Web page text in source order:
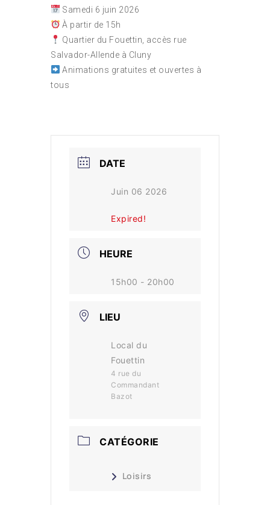
Samedi 6 juin 2026
À partir de 15h
Quartier du Fouettin, accès rue
Salvador-Allende à Cluny
Animations gratuites et ouvertes à
tous
DATE
Juin 06 2026
Expired!
HEURE
15h00 - 20h00
LIEU
Local du
Fouettin
4 rue du
Commandant
Bazot
CATÉGORIE
Loisirs